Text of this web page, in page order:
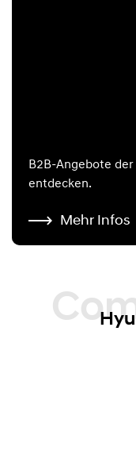
B2B-Angebote der
entdecken.
Mehr Infos